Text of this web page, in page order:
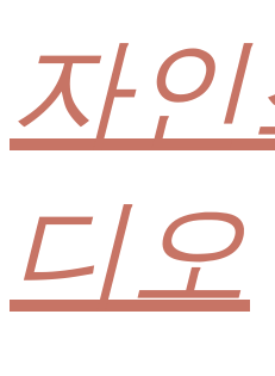
자
디오